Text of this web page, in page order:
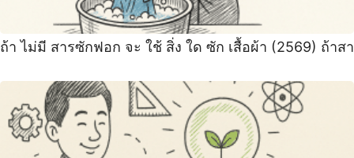
ถ้า ไม่มี สารซักฟอก จะ ใช้ สิ่ง ใด ซัก เสื้อผ้า (2569) ถ้าสา